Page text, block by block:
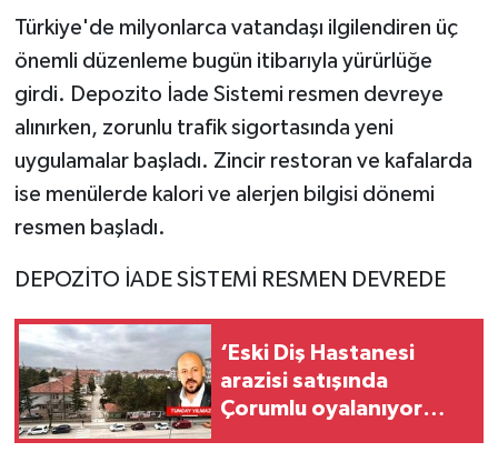
Türkiye'de milyonlarca vatandaşı ilgilendiren üç
önemli düzenleme bugün itibarıyla yürürlüğe
girdi. Depozito İade Sistemi resmen devreye
alınırken, zorunlu trafik sigortasında yeni
uygulamalar başladı. Zincir restoran ve kafalarda
ise menülerde kalori ve alerjen bilgisi dönemi
resmen başladı.
DEPOZİTO İADE SİSTEMİ RESMEN DEVREDE
‘Eski Diş Hastanesi
arazisi satışında
Çorumlu oyalanıyor